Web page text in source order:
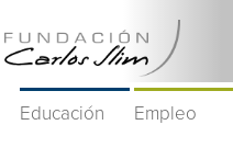
Educación Empleo